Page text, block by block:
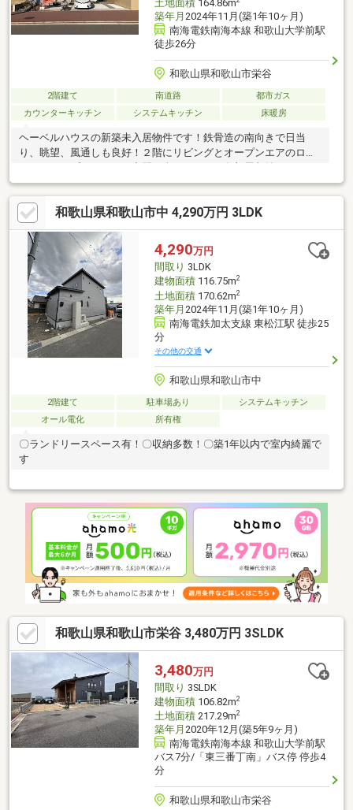
土地面積164.86m
築年月 2024年11月(築1年10ヶ月)
南海電鉄南海本線 和歌山大学前駅
徒歩26分
和歌山県和歌山市栄谷
2階建て 南道路
都市ガス
カウンターキッチン
システムキッチン 床暖房
ヘーベルハウスの新築未入居物件です！鉄骨造の南向きで日当
り、眺望、風通しも良好！２階にリビングとオープンエアのロッ
完備！エネファーム搭載！
和歌山県和歌山市中 4,290万円 3LDK
4,290万円
間取り 3LDK
建物面積116.75m2
土地面積170.62m2
築年月 2024年11月(築1年10ヶ月)
南海電鉄加太支線 東松江駅 徒歩25
分
その他の交通
和歌山県和歌山市中
2階建て 駐車場あり
システムキッチン
オール電化
所有権
〇ランドリースペース有！〇収納多数！〇築1年以内で室内綺麗で
す
和歌山県和歌山市栄谷 3,480万円 3SLDK
3,480万円
間取り 3SLDK
建物面積106.82m2
土地面積217.29m2
築年月 2020年12月(築5年9ヶ月)
南海電鉄南海本線 和歌山大学前駅
バス7分/「東三番丁南」バス停 停歩4
分
和歌山県和歌山市栄谷